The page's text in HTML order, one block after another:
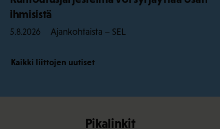
ihmisistä
5.8.2026 Ajankohtaista – SEL
Kaikki liittojen uutiset
Pikalinkit